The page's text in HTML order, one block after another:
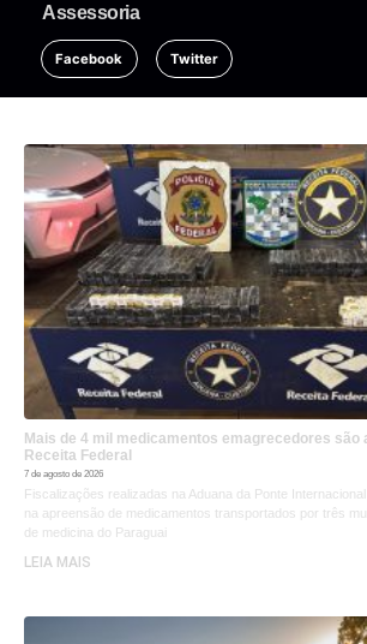
Assessoria
Facebook Twitter
Mais de 4 mil medicamentos emagrecedores são
Receita Federal
7 de agosto de 2026
Fiscalizações realizadas na Aduana da Ponte
na apreensão de medicamentos transportados por três
de medicina do Paraguai
LEIA MAIS